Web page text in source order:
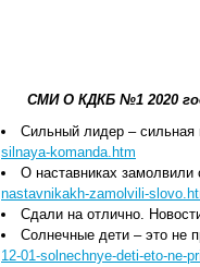
СМИ О КДКБ №1 2020
Сильный лидер –
silnaya-komanda.htm
О наставниках
nastavnikakh-zamolvili-
Сдали на отлично.
Солнечные дети – это не
12-01-solnechnye-deti-eto-ne-